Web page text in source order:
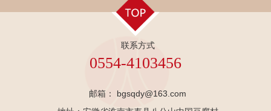
联系方式
0554-4103456
邮箱： bgsqdy@163.com